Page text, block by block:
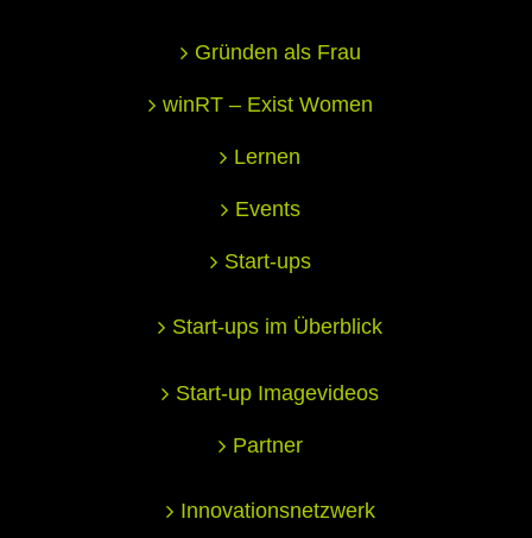
Gründen als Frau
winRT – Exist Women
Lernen
Events
Start-ups
Start-ups im Überblick
Start-up Imagevideos
Partner
Innovationsnetzwerk